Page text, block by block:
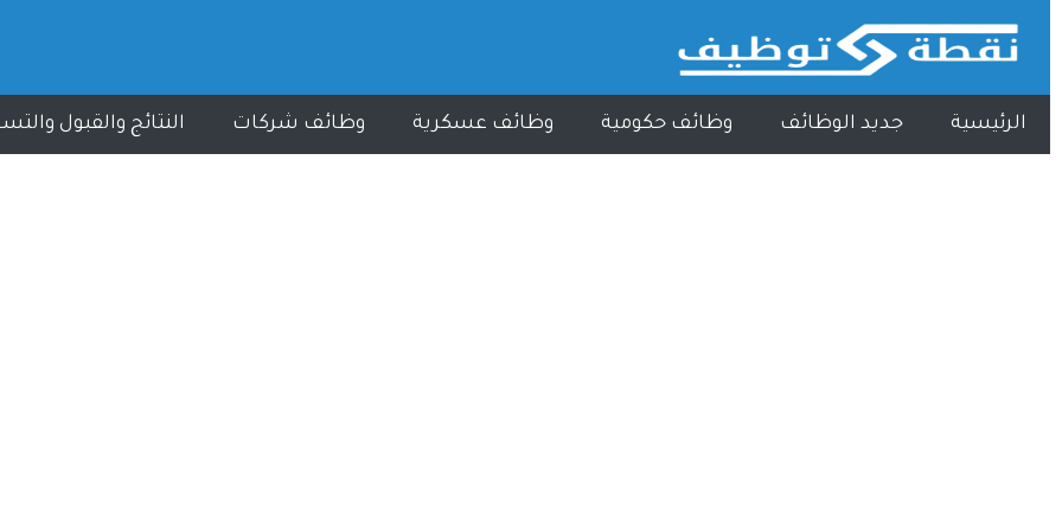
الرئيسية جديد الوظائف وظائف حكومية وظائف عسكرية وظائف شركات النتائج والقبول